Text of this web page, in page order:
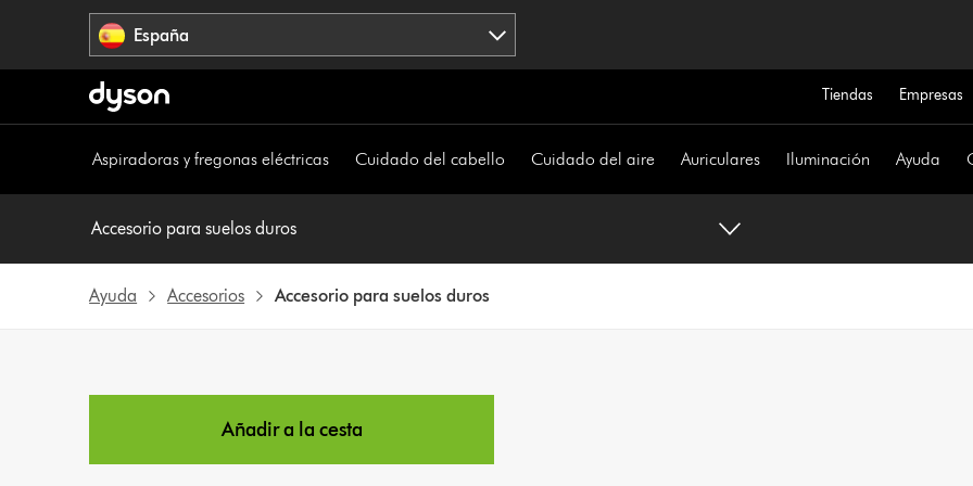
España
Tiendas Empresas
Aspiradoras y fregonas eléctricas Cuidado del cabello Cuidado del aire Auriculares Iluminación Ayuda
Accesorio para suelos duros
Ayuda Accesorios Accesorio para suelos duros
Añadir a la cesta